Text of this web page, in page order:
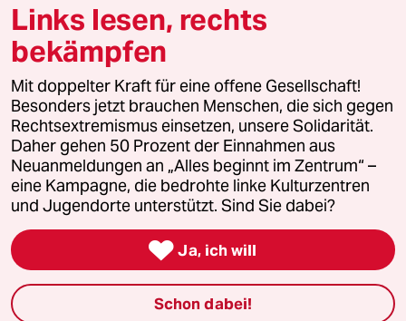
© 2026 taz Verlags und Vertriebs GmbH
Alle Rechte vorbehalten. Bei rechtlichen Fragen oder für Genehmigungen
wenden Sie sich bitte an
lizenzen@taz.de
Feedback Redaktionsstatut Kommune-Richtlinien
Leitlinie Informant Datenschutz Impressum AGB
Seitenwende Einwilligungen widerrufen (Ads)
Links lesen, rechts
bekämpfen
Mit doppelter Kraft für eine offene Gesellschaft!
Besonders jetzt brauchen Menschen, die sich gegen
Rechtsextremismus einsetzen, unsere Solidarität.
Daher gehen 50 Prozent der Einnahmen aus
Neuanmeldungen an „Alles beginnt im Zentrum“ –
eine Kampagne, die bedrohte linke Kulturzentren
und Jugendorte unterstützt. Sind Sie dabei?
 Ja, ich will
Schon dabei!